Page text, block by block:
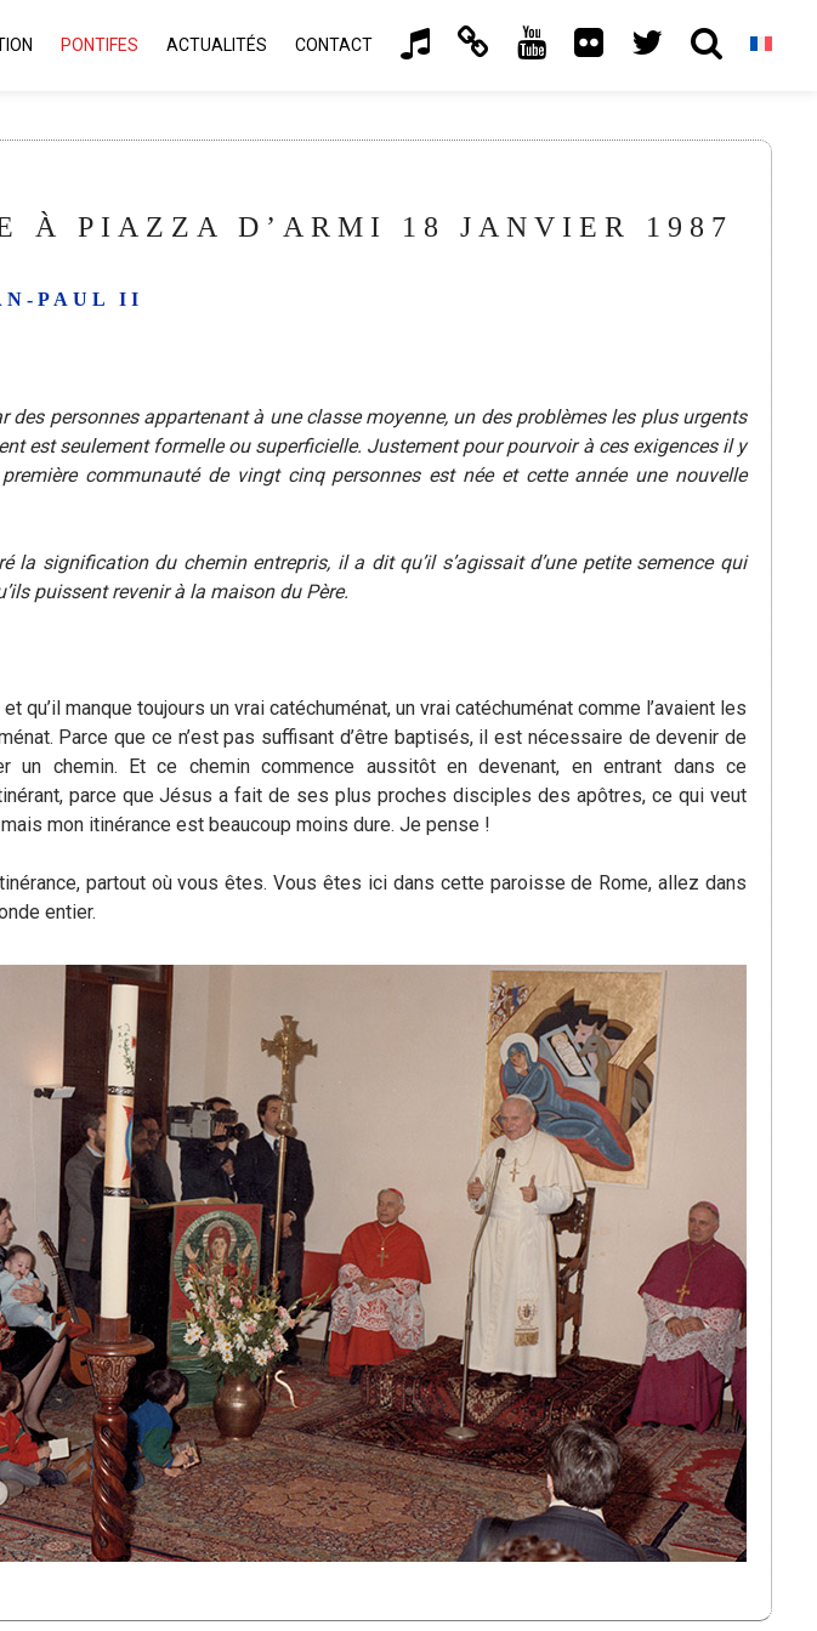
PONTIFES ACTUALITÉS CONTACT
À PIAZZA D’ARMI 18 JANVIER 1987
PAUL II
personnes appartenant à une classe moyenne, un des problèmes les plus urgents
est seulement formelle ou superficielle. Justement pour pourvoir à ces exigences il y
communauté de vingt cinq personnes est née et cette année une nouvelle
signification du chemin entrepris, il a dit qu’il s’agissait d’une petite semence qui
puissent revenir à la maison du Père.
manque toujours un vrai catéchuménat, un vrai catéchuménat comme l’avaient les
Parce que ce n’est pas suffisant d’être baptisés, il est nécessaire de devenir de
un chemin. Et ce chemin commence aussitôt en devenant, en entrant dans ce
parce que Jésus a fait de ses plus proches disciples des apôtres, ce qui veut
mon itinérance est beaucoup moins dure. Je pense !
partout où vous êtes. Vous êtes ici dans cette paroisse de Rome, allez dans
entier.